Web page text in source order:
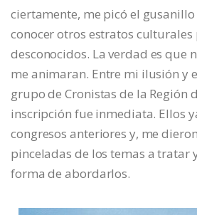
ciertamente, me picó el
conocer otros estratos
desconocidos. La verdad es que
me animaran. Entre mi ilusión y
grupo de Cronistas de la Región
inscripción fue inmediata. Ellos
congresos anteriores y, me
pinceladas de los temas a tratar
forma de abordarlos.